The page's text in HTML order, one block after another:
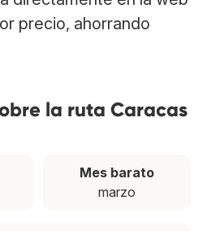
precio, ahorrando
la ruta Caracas
Mes barato
marzo